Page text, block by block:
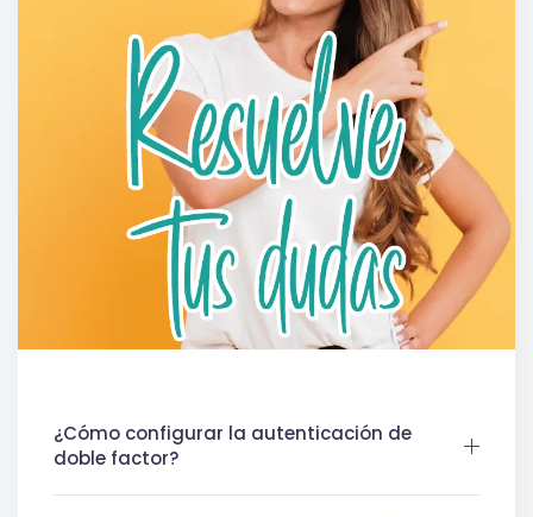
¿Cómo configurar la autenticación de
doble factor?